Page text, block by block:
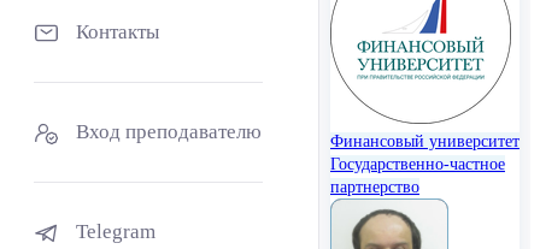
Контакты
Вход преподавателю
Telegram
Финансовый университет
Государственно-частное
партнерство